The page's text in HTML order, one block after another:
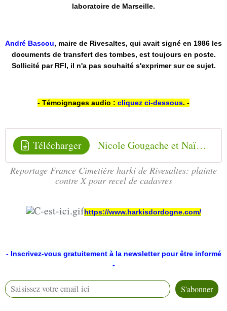
laboratoire de Marseille.
André Bascou, maire de Rivesaltes, qui avait signé en 1986 les
documents de transfert des tombes, est toujours en poste.
Sollicité par RFI, il n'a pas souhaité s'exprimer sur ce sujet.
- Témoignages audio : cliquez ci-dessous. -
Télécharger Nicole Gougache et Naïma Gimenez Cimetiere_harki_de_Rivesaltes_Plainte_contre_X
Reportage France Cimetière harki de Rivesaltes: plainte
contre X pour recel de cadavres
https://www.harkisdordogne.com/
- Inscrivez-vous gratuitement à la newsletter pour être informé
-